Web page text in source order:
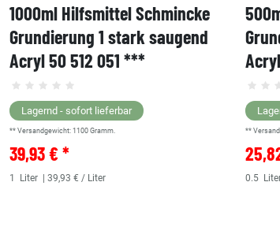
1000ml Hilfsmittel Schmincke
Grundierung 1 stark saugend
Acryl 50 512 051 ***
Lagernd - sofort lieferbar
** Versandgewicht: 1100 Gramm.
39,93 € *
1 Liter | 39,93 € / Liter
**
0.5